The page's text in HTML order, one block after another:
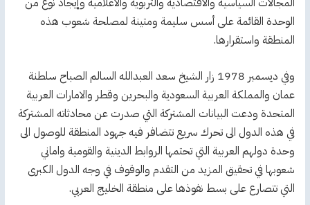
الوحدة القائمة على أسس سليمة ومتينة لمصلحة شعوب هذه
المنطقة واستقرارها.
وفي ديسمبر 1978 زار الشيخ سعد العبدالله السالم الصباح سلطنة
عمان والمملكة العربية السعودية والبحرين وقطر والامارات العربية
المتحدة ودعت البيانات المشتركة التي صدرت عن محادثاته المشتركة
في هذه الدول الى تحرك سريع تتضافر فيه جهود المنطقة للوصول الى
وحدة دولهم العربية التي تحتمها الروابط الدينية والقومية واماني
شعوبها في تحقيق المزيد من التقدم والوقوف في وجه الدول الكبرى
التي تتصارع على بسط نفوذها على منطقة الخليج العربي.